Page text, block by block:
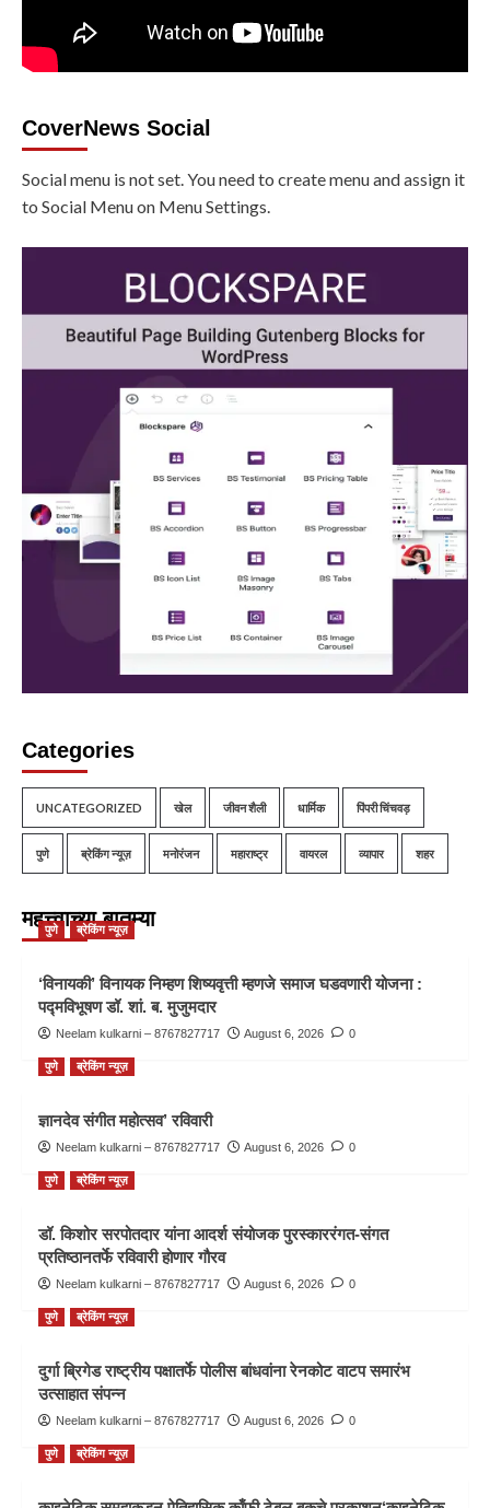
CoverNews Social
Social menu is not set. You need to create menu and assign it
to Social Menu on Menu Settings.
Categories
UNCATEGORIZED खेल जीवन शैली धार्मिक पिंपरी चिंचवड़
पुणे ब्रेकिंग न्यूज़ मनोरंजन महाराष्ट्र वायरल व्यापार शहर
महत्त्वाच्या बातम्या
पुणे ब्रेकिंग न्यूज़
‘विनायकी’ विनायक निम्हण शिष्यवृत्ती म्हणजे समाज घडवणारी योजना :
पद्मविभूषण डॉ. शां. ब. मुजुमदार
Neelam kulkarni – 8767827717 August 6, 2026 0
पुणे ब्रेकिंग न्यूज़
ज्ञानदेव संगीत महोत्सव’ रविवारी
Neelam kulkarni – 8767827717 August 6, 2026 0
पुणे ब्रेकिंग न्यूज़
डॉ. किशोर सरपोतदार यांना आदर्श संयोजक पुरस्काररंगत-संगत
प्रतिष्ठानतर्फे रविवारी होणार गौरव
Neelam kulkarni – 8767827717 August 6, 2026 0
पुणे ब्रेकिंग न्यूज़
दुर्गा ब्रिगेड राष्ट्रीय पक्षातर्फे पोलीस बांधवांना रेनकोट वाटप समारंभ
उत्साहात संपन्न
Neelam kulkarni – 8767827717 August 6, 2026 0
पुणे ब्रेकिंग न्यूज़